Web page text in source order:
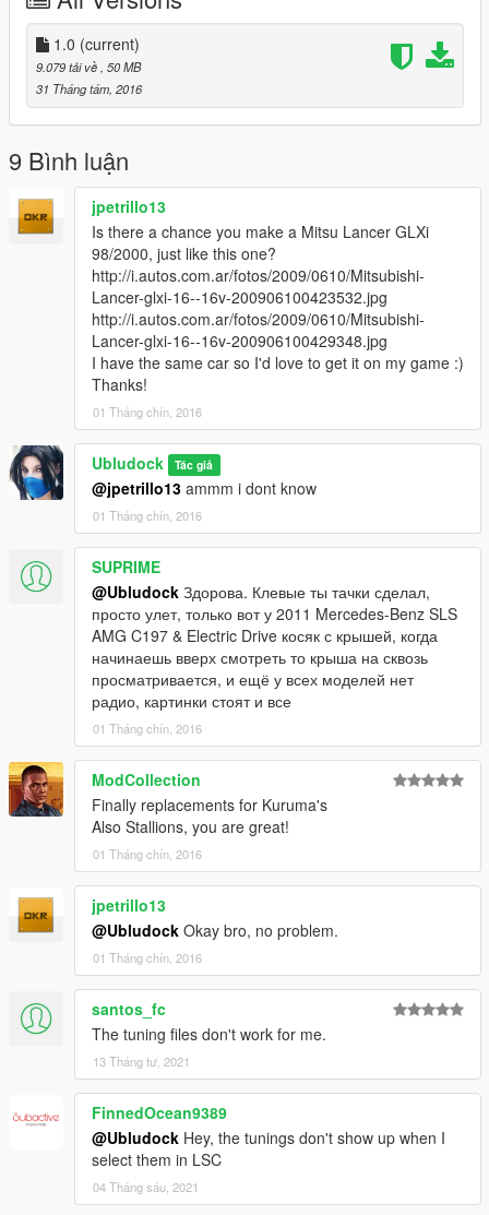
Версия 1.0
Заменяет "kuruma & kuruma2"
Автор конверта и доработки для GTA 5: Ubludock.
3д модель из Forza Motorsport 4, взята на сайте
gamemodels.ru
http://gamemodels.ru/files/file/905-2004-mitsubishi-lancer-mr-
evolution-viii/
Содержимое архива не менять.
Проверялась модель на лицензии GTAV
Установка:
Файлы машины заменить по адресу:
update\x64\dlcpacks\patchday2ng\dlc.rpf\x64\levels\gta5\vehicl
Файлы машины заменить по адресу:
update\x64\dlcpacks\mpheist\dlc.rpf\x64\levels\gta5\vehicles\m
pheistvehicles.rpf\
Place the tuning files in:
update\x64\dlcpacks\mpheist\dlc.rpf\x64\levels\mpheist\vehicle
mods\kuruma_mods.rpf\
Файлы тюнинга заменить по адресу:
update\x64\dlcpacks\mpheist\dlc.rpf\x64\levels\mpheist\vehicle
mods\kuruma_mods.rpf\
Или глянуть видос.
1.0 (current)
9.079 tải về , 50 MB
31 Tháng tám, 2016
9 Bình luận
jpetrillo13
Is there a chance you make a Mitsu Lancer GLXi
98/2000, just like this one?
http://i.autos.com.ar/fotos/2009/0610/Mitsubishi-
Lancer-glxi-16--16v-200906100423532.jpg
http://i.autos.com.ar/fotos/2009/0610/Mitsubishi-
Lancer-glxi-16--16v-200906100429348.jpg
I have the same car so I'd love to get it on my game :)
Thanks!
01 Tháng chín, 2016
Ubludock Tác giả
@jpetrillo13 ammm i dont know
01 Tháng chín, 2016
SUPRIME
@Ubludock Здорова. Клевые ты тачки сделал,
просто улет, только вот у 2011 Mercedes-Benz SLS
AMG C197 & Electric Drive косяк с крышей, когда
начинаешь вверх смотреть то крыша на сквозь
просматривается, и ещё у всех моделей нет
радио, картинки стоят и все
01 Tháng chín, 2016
ModCollection
Finally replacements for Kuruma's
Also Stallions, you are great!
01 Tháng chín, 2016
jpetrillo13
@Ubludock Okay bro, no problem.
01 Tháng chín, 2016
santos_fc
The tuning files don't work for me.
13 Tháng tư, 2021
FinnedOcean9389
@Ubludock Hey, the tunings don't show up when I
select them in LSC
04 Tháng sáu, 2021